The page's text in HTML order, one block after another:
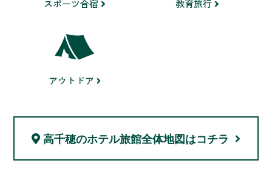
スポーツ合宿 教育旅行
アウトドア
高千穂のホテル旅館全体地図はコチラ